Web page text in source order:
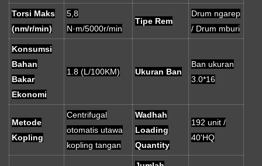
Torsi Maks
(nm/r/min)
5,8
N·m/5000r/min
Tipe Rem
Drum ngarep
/ Drum mburi
Konsumsi
Bahan
Bakar
Ekonomi
1.8 (L/100KM) Ukuran Ban
Ban ukuran
3.0*16
Metode
Kopling
Centrifugal
otomatis utawa
kopling tangan
Wadhah
Loading
Quantity
192 unit /
40'HQ